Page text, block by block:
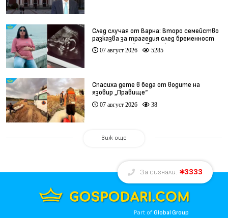
След случая от Варна: Второ семейство
разказва за трагедия след бременност
при същия лекар (видео)
07 август 2026 5285
Спасиха дете в беда от водите на
язовир „Правище“
07 август 2026 38
Виж още
За сигнали: 3333
Part ofGlobal Group